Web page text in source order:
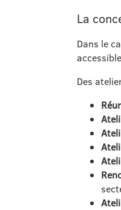
La
Dans le
Des